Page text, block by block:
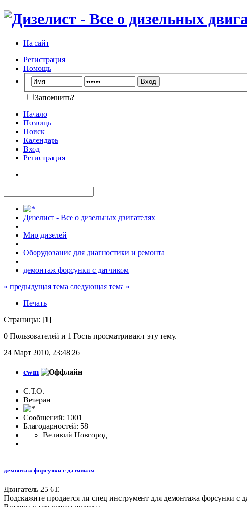
На сайт
Регистрация
Помощь
Запомнить?
Начало
Помощь
Поиск
Календарь
Вход
Регистрация
Дизелист - Все о дизельных двигателях
Мир дизелей
Оборудование для диагностики и ремонта
демонтаж форсунки с датчиком
« предыдущая тема следующая тема »
Печать
Страницы: [1]
0 Пользователей и 1 Гость просматривают эту тему.
24 Март 2010, 23:48:26
cwm
С.Т.О.
Ветеран
Сообщений: 1001
Благодарностей: 58
Великий Новгород
демонтаж форсунки с датчиком
Двигатель 25 6Т.
Подскажите продается ли спец инструмент для демонтажа форсунки с